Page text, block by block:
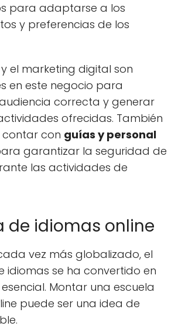
para adaptarse a los
y preferencias de los
el marketing digital son
en este negocio para
correcta y generar
ofrecidas. También
con guías y personal
garantizar la seguridad de
las actividades de
de idiomas online
vez más globalizado, el
idiomas se ha convertido en
Montar una escuela
puede ser una idea de